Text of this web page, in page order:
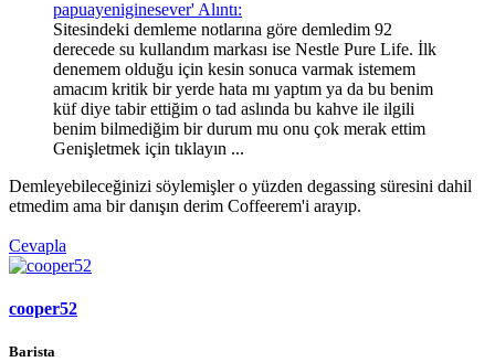
papuayeniginesever' Alıntı:
Sitesindeki demleme notlarına göre demledim 92
derecede su kullandım markası ise Nestle Pure Life. İlk
denemem olduğu için kesin sonuca varmak istemem
amacım kritik bir yerde hata mı yaptım ya da bu benim
küf diye tabir ettiğim o tad aslında bu kahve ile ilgili
benim bilmediğim bir durum mu onu çok merak ettim
Genişletmek için tıklayın ...
Demleyebileceğinizi söylemişler o yüzden degassing süresini dahil
etmedim ama bir danışın derim Coffeerem'i arayıp.
Cevapla
cooper52
Barista